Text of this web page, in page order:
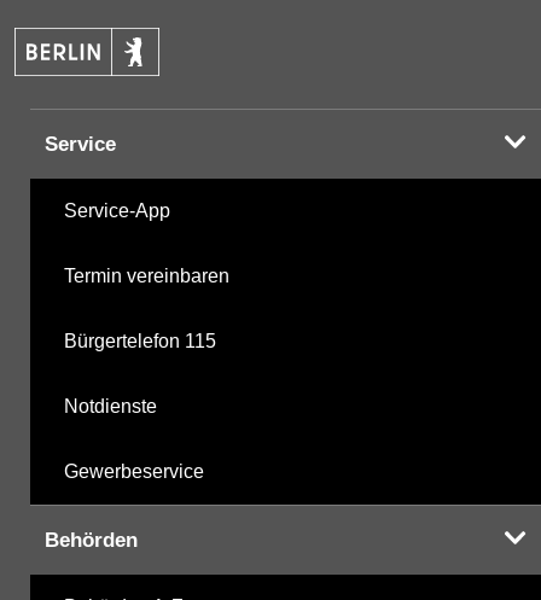
Service
Service-App
Termin vereinbaren
Bürgertelefon 115
Notdienste
Gewerbeservice
Behörden